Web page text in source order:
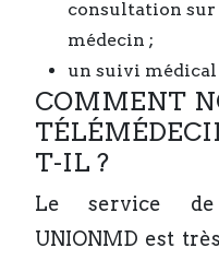
consultation sur
médecin ;
un suivi
COMMENT
T-IL ?
Le service de
UNIONMD est